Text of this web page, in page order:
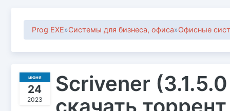
Prog EXE»Системы для бизнеса, офиса»Офисные
июня
24
2023
Scrivener